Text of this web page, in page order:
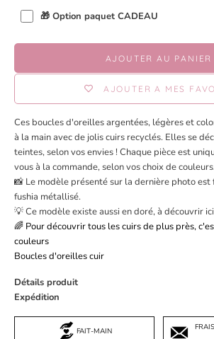
🎁 Option paquet CADEAU
AJOUTER AU PANIER
AJOUTER A MES
Ces boucles d'oreilles argentées, légères et
à la main avec de jolis cuirs recyclés. Elles se
teintes, selon vos envies ! Chaque pièce est
vous à la commande, selon vos choix de couleurs.
📸 Le modèle présenté sur la dernière photo est
fushia métallisé.
💡 Ce modèle existe aussi en doré, à découvrir
🌈 Pour découvrir tous les cuirs de plus près,
couleurs
Boucles d'oreilles cuir
Détails produit
Expédition
FAIT-MAIN